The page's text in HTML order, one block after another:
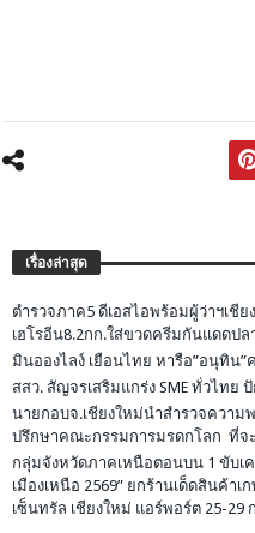
เรื่องล่าสุด
ตำรวจภาค5 ดีเอสไอพร้อมผู้ว่าฯเชี
เฮโรอีน8.2กก.ใส่ขวดครีมกันแดดปล
มินอองไลง์ เยือนไทย หารือ”อนุทิน
สสว. สัญจรเสริมแกร่ง SME ทั่วไทย
นายกอบจ.เชียงใหม่นำสำรวจความ
ปรึกษาคณะกรรมการมรดกโลก ที่จ
กลุ่มจังหวัดภาคเหนือตอนบน 1 ขับเค
เมืองเหนือ 2569” ยกร้านเด็ดสินค้า
เซ็นทรัล เชียงใหม่ แอร์พอร์ต 25-29